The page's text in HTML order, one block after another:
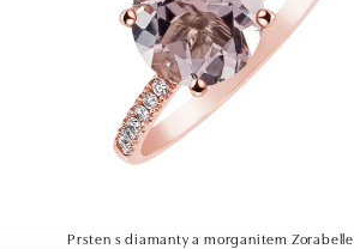
Prsten s diamanty a morganitem Zorabelle